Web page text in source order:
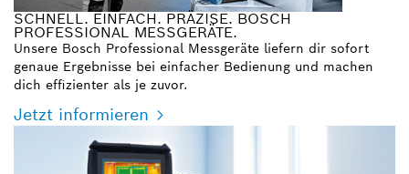
SCHNELL. EINFACH. PRÄZISE. BOSCH
PROFESSIONAL MESSGERÄTE.
Unsere Bosch Professional Messgeräte liefern dir sofort
genaue Ergebnisse bei einfacher Bedienung und machen
dich effizienter als je zuvor.
Jetzt informieren